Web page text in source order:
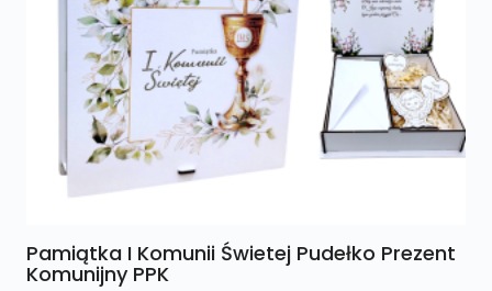
Pamiątka I Komunii Świetej Pudełko Prezent
Komunijny PPK